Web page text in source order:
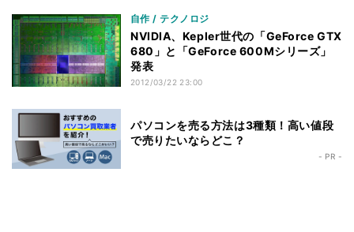
自作 / テクノロジ
NVIDIA、Kepler世代の「GeForce GTX
680」と「GeForce 600Mシリーズ」
発表
2012/03/22 23:00
パソコンを売る方法は3種類！高い値段
で売りたいならどこ？
- PR -